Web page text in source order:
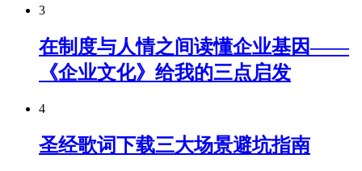
3
在制度与人情之间读懂企业基因——
《企业文化》给我的三点启发
4
圣经歌词下载三大场景避坑指南